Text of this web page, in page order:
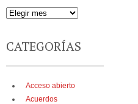
CATEGORÍAS
Acceso abierto
Acuerdos